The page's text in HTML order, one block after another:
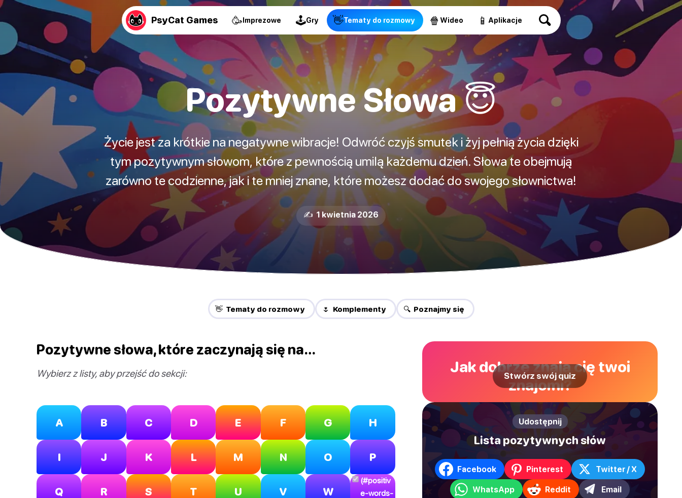
PsyCat Games 🥳Imprezowe 🕹Gry 👋Tematy do rozmowy 🍿 Wideo 📱 Aplikacje
Pozytywne Słowa 😇
Życie jest za krótkie na negatywne wibracje! Odwróć czyjś smutek i żyj pełnią życia dzięki
tym pozytywnym słowom, które z pewnością umilą każdemu dzień. Słowa te obejmują
zarówno te codzienne, jak i te mniej znane, które możesz dodać do swojego słownictwa!
✍️ 1 kwietnia 2026
👋 Tematy do rozmowy 🌷 Komplementy 🔍 Poznajmy się
Pozytywne słowa, które zaczynają się na…
Wybierz z listy, aby przejść do sekcji:
A B C D E F G H
I J K L M N O P
Q R S T U V W
(#positiv
e-words-
Jak dobrze znają cię twoi
znajomi?
Stwórz swój quiz
Udostępnij
Lista pozytywnych słów
Facebook Pinterest Twitter / X
WhatsApp Reddit Email